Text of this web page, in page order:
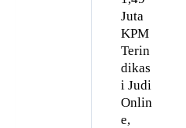
Juta
KPM
Terin
dikas
i Judi
Onlin
e,